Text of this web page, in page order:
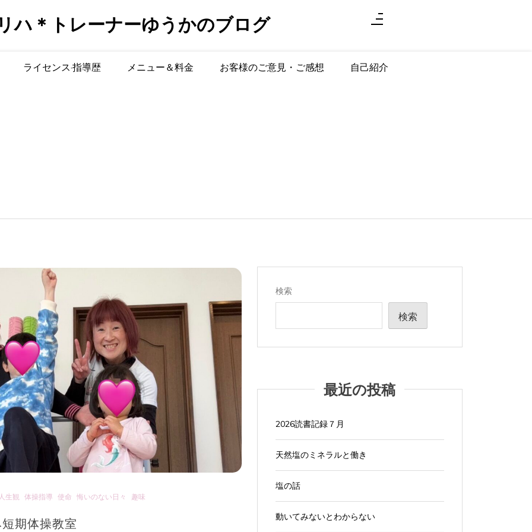
ハ＊トレーナーゆうかのブログ
ライセンス·指導歴 メニュー＆料金 お客様のご意見・ご感想 自己紹介
生観 体操指導 使命 悔いのない日々 趣味
期体操教室
検索
検索
最近の投稿
2026読書記録７月
天然塩のミネラルと働き
塩の話
動いてみないとわからない